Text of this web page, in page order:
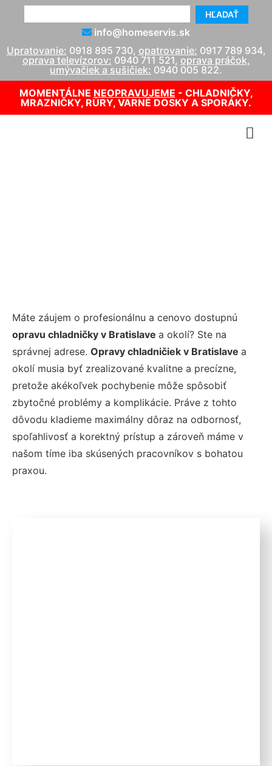
HĽADAŤ
info@homeservis.sk
Upratovanie: 0918 895 730, opatrovanie: 0917 789 934,
oprava televízorov: 0940 711 521, oprava práčok,
umývačiek a sušičiek: 0940 005 822.
MOMENTÁLNE NEOPRAVUJEME - CHLADNIČKY,
MRAZNIČKY, RÚRY, VARNÉ DOSKY A SPORÁKY.
Máte záujem o profesionálnu a cenovo dostupnú
opravu chladničky v Bratislave a okolí? Ste na
správnej adrese. Opravy chladničiek v Bratislave a
okolí musia byť zrealizované kvalitne a precízne,
pretože akékoľvek pochybenie môže spôsobiť
zbytočné problémy a komplikácie. Práve z tohto
dôvodu kladieme maximálny dôraz na odbornosť,
spoľahlivosť a korektný prístup a zároveň máme v
našom tíme iba skúsených pracovníkov s bohatou
praxou.